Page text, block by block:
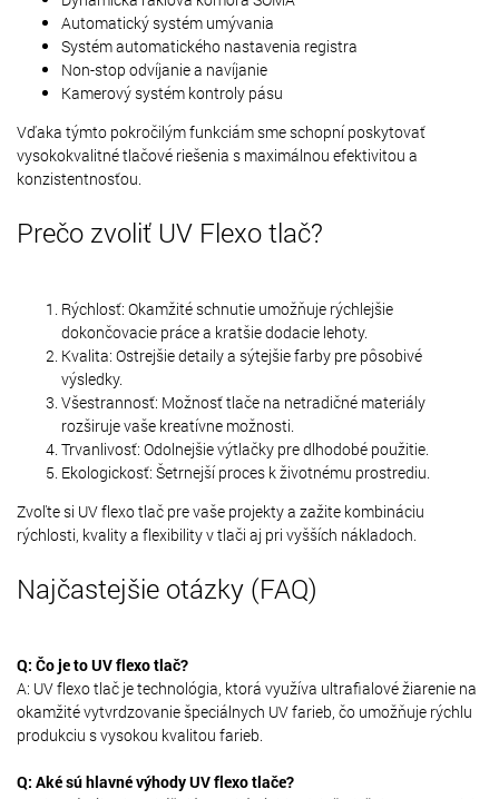
Automatický systém umývania
Systém automatického nastavenia registra
Non-stop odvíjanie a navíjanie
Kamerový systém kontroly pásu
Vďaka týmto pokročilým funkciám sme schopní poskytovať
vysokokvalitné tlačové riešenia s maximálnou efektivitou a
konzistentnosťou.
Prečo zvoliť UV Flexo tlač?
Rýchlosť: Okamžité schnutie umožňuje rýchlejšie
dokončovacie práce a kratšie dodacie lehoty.
Kvalita: Ostrejšie detaily a sýtejšie farby pre pôsobivé
výsledky.
Všestrannosť: Možnosť tlače na netradičné materiály
rozširuje vaše kreatívne možnosti.
Trvanlivosť: Odolnejšie výtlačky pre dlhodobé použitie.
Ekologickosť: Šetrnejší proces k životnému prostrediu.
Zvoľte si UV flexo tlač pre vaše projekty a zažite kombináciu
rýchlosti, kvality a flexibility v tlači aj pri vyšších nákladoch.
Najčastejšie otázky (FAQ)
Q: Čo je to UV flexo tlač?
A: UV flexo tlač je technológia, ktorá využíva ultrafialové žiarenie na
okamžité vytvrdzovanie špeciálnych UV farieb, čo umožňuje rýchlu
produkciu s vysokou kvalitou farieb.
Q: Aké sú hlavné výhody UV flexo tlače?